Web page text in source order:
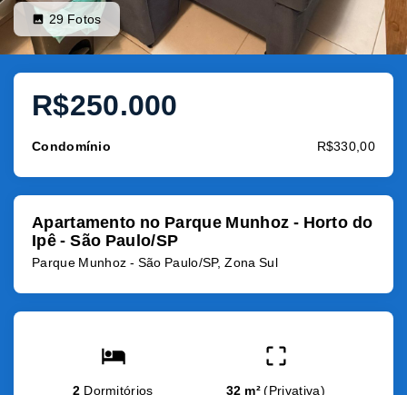
29 Fotos
R$250.000
Condomínio R$330,00
Apartamento no Parque Munhoz - Horto do
Ipê - São Paulo/SP
Parque Munhoz - São Paulo/SP, Zona Sul
2 Dormitórios 32 m² (Privativa)